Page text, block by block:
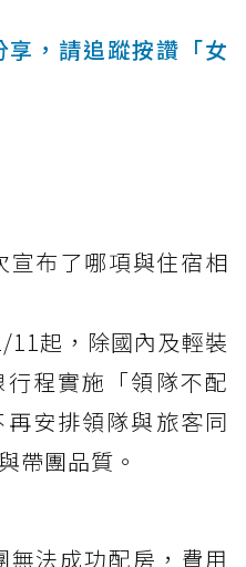
，請追蹤按讚「女
宣布了哪項與住宿相
11起，除國內及輕裝
程實施「領隊不配
安排領隊與旅客同
帶團品質。
無法成功配房，費用